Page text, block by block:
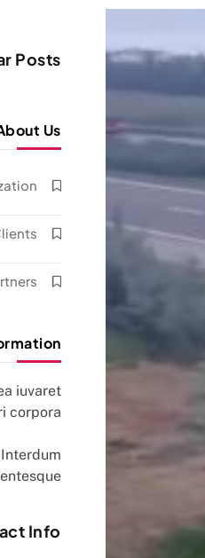
Posts
Us
iuvaret
corpora.
Info